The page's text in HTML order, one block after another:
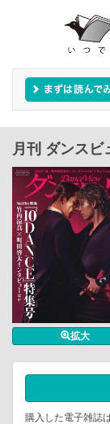
月刊 ダンスビ
拡大
購入した電子雑誌